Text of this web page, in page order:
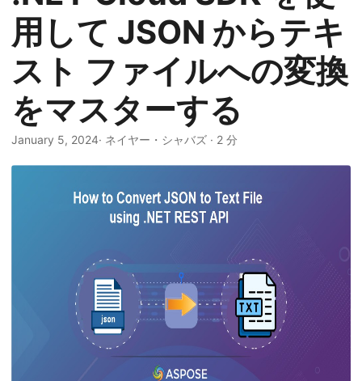
切
り
替
え
用して JSON からテキ
スト ファイルへの変換
をマスターする
January 5, 2024· ネイヤー・シャバズ · 2 分